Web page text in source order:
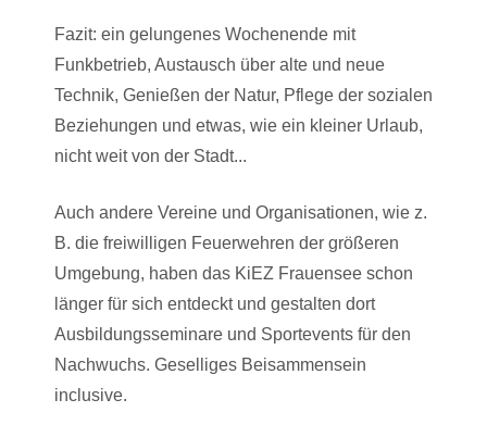
Fazit: ein gelungenes Wochenende mit
Funkbetrieb, Austausch über alte und neue
Technik, Genießen der Natur, Pflege der sozialen
Beziehungen und etwas, wie ein kleiner Urlaub,
nicht weit von der Stadt...
Auch andere Vereine und Organisationen, wie z.
B. die freiwilligen Feuerwehren der größeren
Umgebung, haben das KiEZ Frauensee schon
länger für sich entdeckt und gestalten dort
Ausbildungsseminare und Sportevents für den
Nachwuchs. Geselliges Beisammensein
inclusive.